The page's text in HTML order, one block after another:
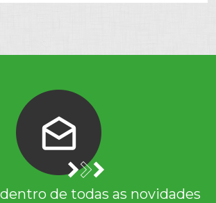
de todas as novidades